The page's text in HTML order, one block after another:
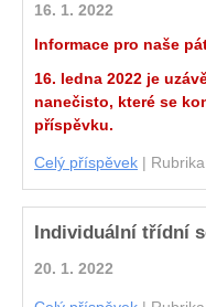
16. 1. 2022
Informace pro naše
16. ledna 2022 je
nanečisto, které se
příspěvku.
Celý příspěvek |
Individuální třídní
20. 1. 2022